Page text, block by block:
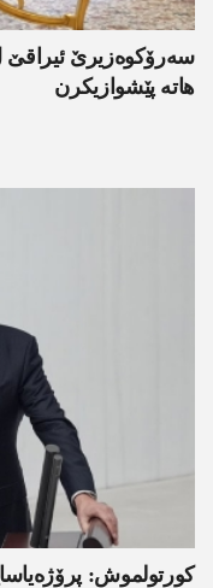
سەرۆکوەزیرێ ئیراقێ
ھاتە پێشوازیکرن
کورتولموش: